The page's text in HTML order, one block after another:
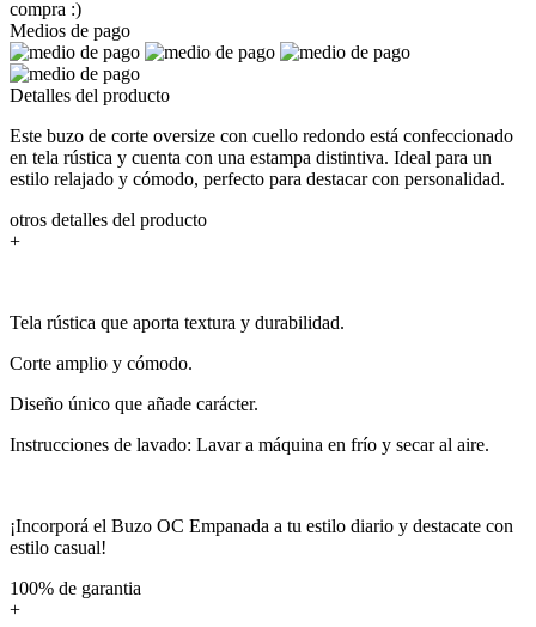
compra :)
Medios de pago
Detalles del producto
Este buzo de corte oversize con cuello redondo está confeccionado
en tela rústica y cuenta con una estampa distintiva. Ideal para un
estilo relajado y cómodo, perfecto para destacar con personalidad.
otros detalles del producto
+
Tela rústica que aporta textura y durabilidad.
Corte amplio y cómodo.
Diseño único que añade carácter.
Instrucciones de lavado: Lavar a máquina en frío y secar al aire.
¡Incorporá el Buzo OC Empanada a tu estilo diario y destacate con
estilo casual!
100% de garantia
+